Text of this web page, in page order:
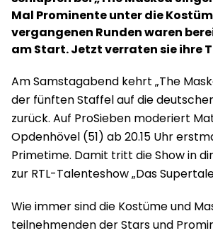
Mal Prominente unter die
vergangenen Runden waren
am Start. Jetzt verraten sie ihre
Am Samstagabend kehrt „The
der fünften Staffel auf die
zurück. Auf ProSieben moderiert
Opdenhövel (51) ab 20.15 Uhr
Primetime. Damit tritt die Show in
zur RTL-Talenteshow „Das
Wie immer sind die Kostüme und
teilnehmenden der Stars und